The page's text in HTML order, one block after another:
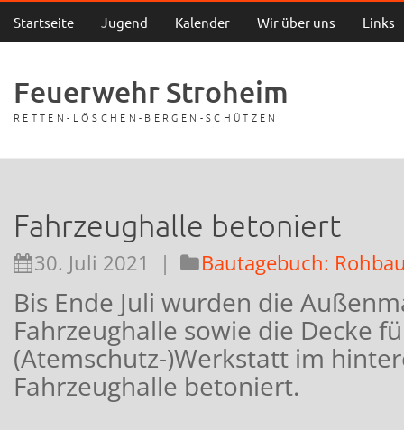
Startseite Jugend Kalender Wir über uns Links
Feuerwehr Stroheim
RETTEN-LÖSCHEN-BERGEN-SCHÜTZEN
Fahrzeughalle betoniert
30. Juli 2021 | Bautagebuch:
Bis Ende Juli wurden die
Fahrzeughalle sowie die Decke
(Atemschutz-)Werkstatt im
Fahrzeughalle betoniert.